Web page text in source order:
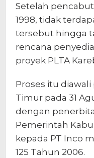
Setelah
1998, tidak
tersebut hingga
rencana
proyek PLTA
Proses itu
Timur pada 31
dengan
Pemerintah
kepada PT Inco
125 Tahun 2006.